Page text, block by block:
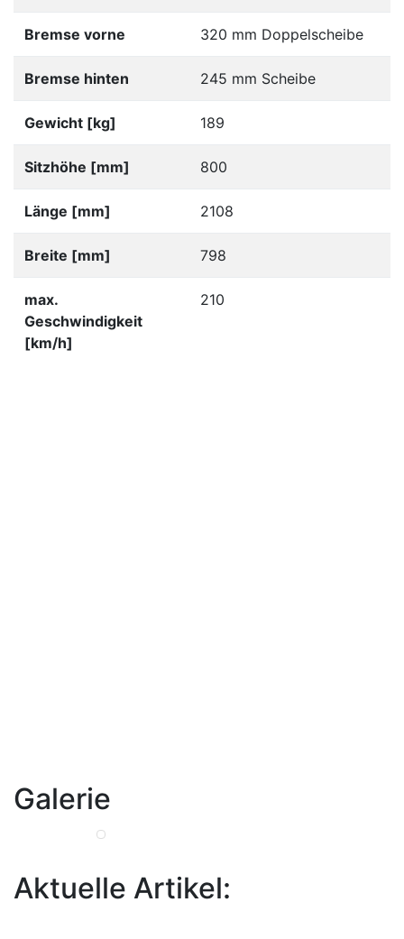
Bremse vorne 320 mm Doppelscheibe
Bremse hinten 245 mm Scheibe
Gewicht [kg] 189
Sitzhöhe [mm] 800
Länge [mm] 2108
Breite [mm] 798
max.
Geschwindigkeit
[km/h]
210
Galerie
Aktuelle Artikel: